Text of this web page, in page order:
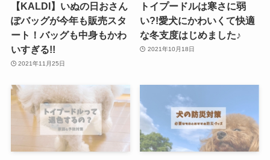
【KALDI】いぬの日おさん
ぽバッグが今年も販売スタ
ート！バッグも中身もかわ
いすぎる!!
2021年11月25日
トイプードルは寒さに弱
い?!愛犬にかわいくて快適
な冬支度はじめました♪
2021年10月18日